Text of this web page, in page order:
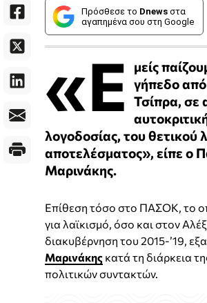
Πρόσθεσε το Dnews στα
αγαπημένα σου στη Google
«Ε
μείς
γήπεδο από
Τσίπρα, σε
λογοδοσίας, του θετικού
αποτελέσματος», είπε ο
Μαρινάκης.
Επίθεση τόσο στο ΠΑΣΟΚ, το
για λαϊκισμό, όσο και στον
διακυβέρνηση του 2015-’19,
Μαρινάκης κατά τη διάρκεια
πολιτικών συντακτών.